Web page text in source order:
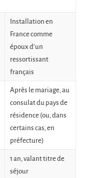
Installation en
France comme
époux d’un
ressortissant
français
Après le mariage, au
consulat du pays de
résidence (ou, dans
certains cas, en
préfecture)
1 an, valant titre de
séjour